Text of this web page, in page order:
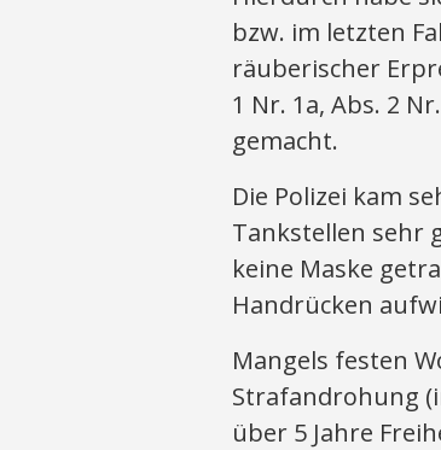
bzw. im letzten
räuberischer
1 Nr. 1a, Abs. 2
gemacht.
Die Polizei kam
Tankstellen sehr
keine Maske
Handrücken
Mangels festen
Strafandrohung
über 5 Jahre